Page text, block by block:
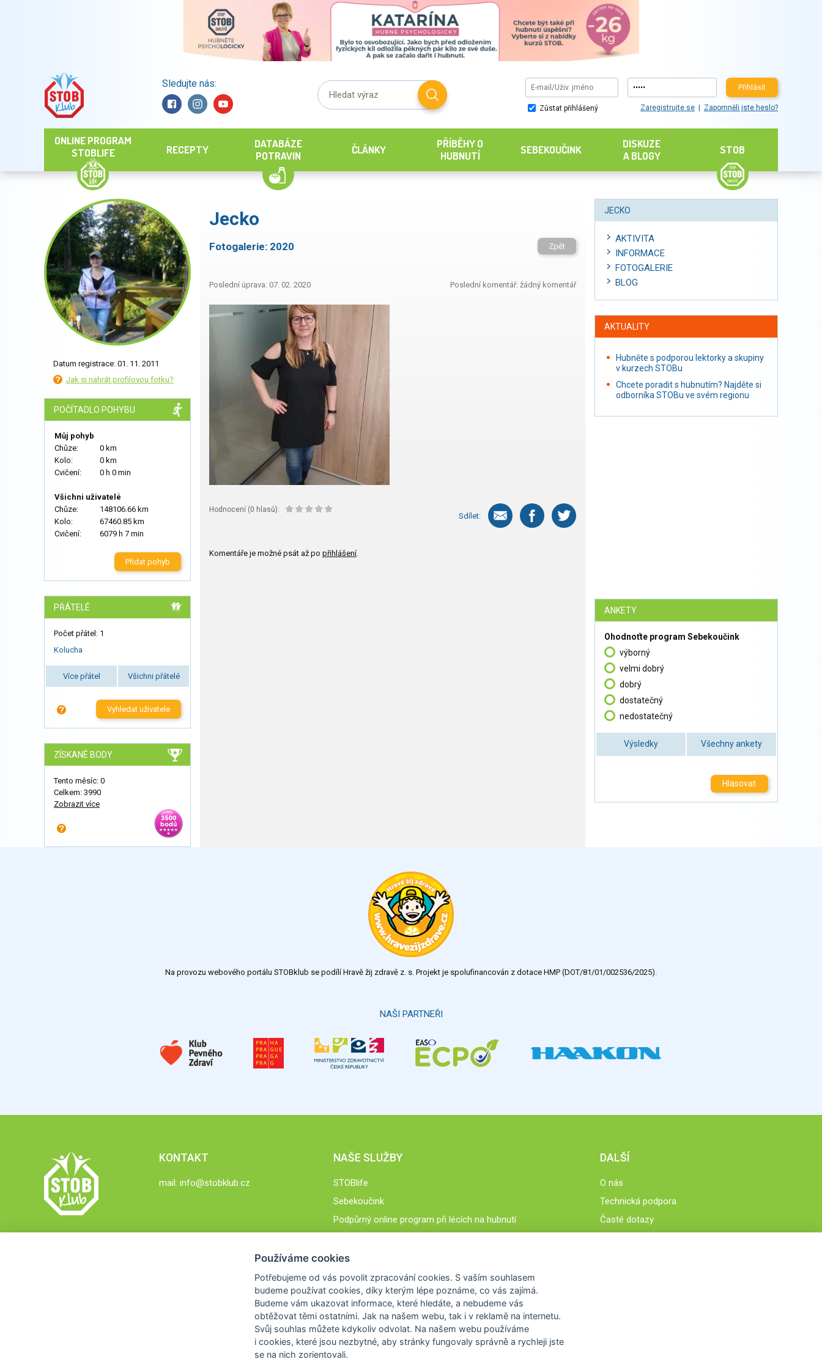
Sledujte nás: Přihlásit
Zůstat přihlášený Zaregistrujte se Zapomněli jste heslo?
ONLINE PROGRAM
STOBLIFE
RECEPTY
DATABÁZE
POTRAVIN
ČLÁNKY
PŘÍBĚHY O
HUBNUTÍ
SEBEKOUČINK
DISKUZE
A BLOGY
STOB
Datum registrace: 01. 11. 2011
Jak si nahrát profilovou fotku?
POČÍTADLO POHYBU
Můj pohyb
Chůze:
0 km
Kolo:
0 km
Cvičení:
0 h 0 min
Všichni uživatelé
Chůze:
148106.66 km
Kolo:
67460.85 km
Cvičení:
6079 h 7 min
Přidat pohyb
PŘÁTELÉ
Počet přátel: 1
Kolucha
Více přátel Všichni přátelé
Vyhledat uživatele
ZÍSKANÉ BODY
Tento měsíc: 0
Celkem: 3990
Zobrazit více
Jecko
Fotogalerie: 2020 Zpět
Poslední úprava: 07. 02. 2020 Poslední komentář: žádný komentář
Hodnocení (0 hlasů):
Sdílet:
Komentáře je možné psát až po přihlášení.
JECKO
AKTIVITA
INFORMACE
FOTOGALERIE
BLOG
AKTUALITY
Hubněte s podporou lektorky a skupiny
v kurzech STOBu
Chcete poradit s hubnutím? Najděte si
odborníka STOBu ve svém regionu
ANKETY
Ohodnoťte program Sebekoučink
výborný
velmi dobrý
dobrý
dostatečný
nedostatečný
Výsledky Všechny ankety
Hlasovat
Na provozu webového portálu STOBklub se podílí Hravě žij zdravě z. s. Projekt je spolufinancován z dotace HMP (DOT/81/01/002536/2025).
NAŠI PARTNEŘI
KONTAKT
mail: info@stobklub.cz
NAŠE SLUŽBY
STOBlife
Sebekoučink
Podpůrný online program při lécích na hubnutí
DALŠÍ
O nás
Technická podpora
Časté dotazy
Používáme cookies
Potřebujeme od vás povolit zpracování cookies. S vaším souhlasem
budeme používat cookies, díky kterým lépe poznáme, co vás zajímá.
Budeme vám ukazovat informace, které hledáte, a nebudeme vás
obtěžovat těmi ostatními. Jak na našem webu, tak i v reklamě na internetu.
Svůj souhlas můžete kdykoliv odvolat. Na našem webu používáme
i cookies, které jsou nezbytné, aby stránky fungovaly správně a rychleji jste
se na nich zorientovali.